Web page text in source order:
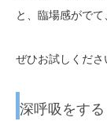
と、臨場感がで
ぜひお試しくださ
深呼吸をする